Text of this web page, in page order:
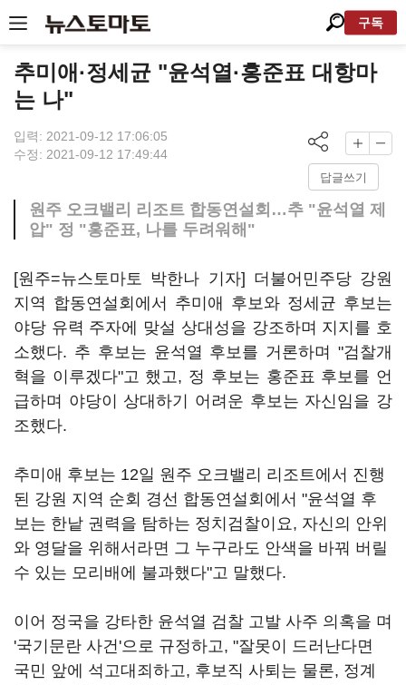
구독
추미애·정세균 "윤석열·홍준표 대항마
는 나"
입력: 2021-09-12 17:06:05
수정: 2021-09-12 17:49:44
답글쓰기
원주 오크밸리 리조트 합동연설회…추 "윤석열 제
압" 정 "홍준표, 나를 두려워해"
[원주=뉴스토마토 박한나 기자] 더불어민주당 강원
지역 합동연설회에서 추미애 후보와 정세균 후보는
야당 유력 주자에 맞설 상대성을 강조하며 지지를 호
소했다. 추 후보는 윤석열 후보를 거론하며 "검찰개
혁을 이루겠다"고 했고, 정 후보는 홍준표 후보를 언
급하며 야당이 상대하기 어려운 후보는 자신임을 강
조했다.
추미애 후보는 12일 원주 오크밸리 리조트에서 진행
된 강원 지역 순회 경선 합동연설회에서 "윤석열 후
보는 한낱 권력을 탐하는 정치검찰이요, 자신의 안위
와 영달을 위해서라면 그 누구라도 안색을 바꿔 버릴
수 있는 모리배에 불과했다"고 말했다.
이어 정국을 강타한 윤석열 검찰 고발 사주 의혹을 며
'국기문란 사건'으로 규정하고, "잘못이 드러난다면
국민 앞에 석고대죄하고, 후보직 사퇴는 물론, 정계